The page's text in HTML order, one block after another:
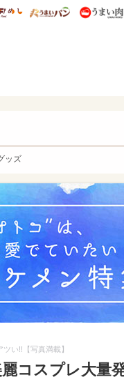
ィズニー特集
うまいめし うまいパン
ッズ
い!!【写真満載】
コスプレ大量